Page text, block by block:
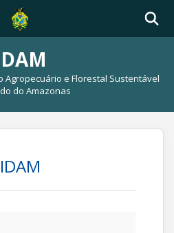
e Florestal Sustentável
do Amazonas
IDAM